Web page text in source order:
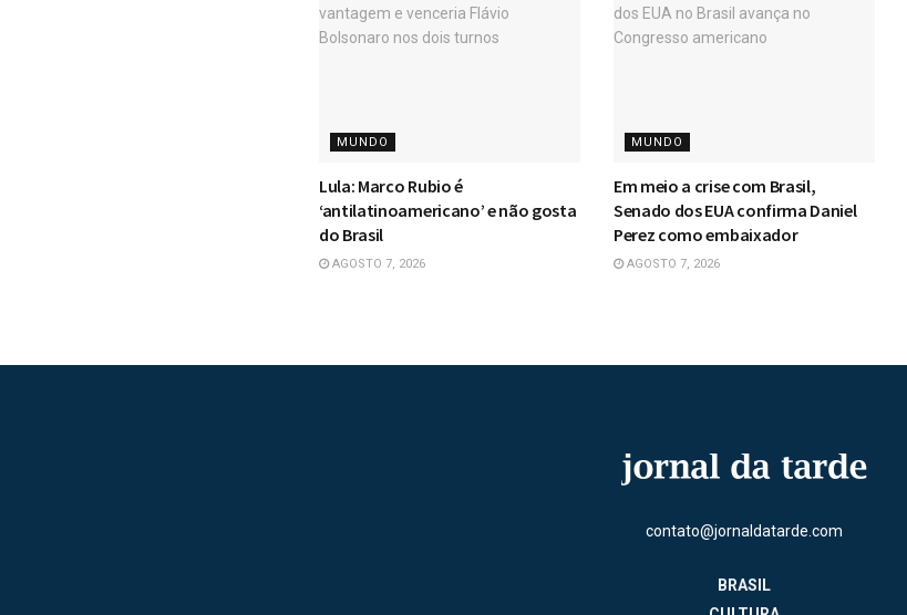
MUNDO
Lula: Marco Rubio é
‘antilatinoamericano’ e não gosta
do Brasil
AGOSTO 7, 2026
MUNDO
Em meio a crise com Brasil,
Senado dos EUA confirma Daniel
Perez como embaixador
AGOSTO 7, 2026
contato@jornaldatarde.com
BRASIL